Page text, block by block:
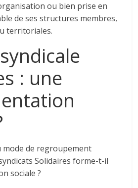
ou bien prise en
de ses structures membres,
territoriales.
: une
mode de regroupement
Solidaires forme-t-il
sociale ?